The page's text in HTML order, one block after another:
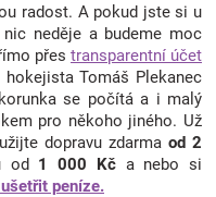
radost. A pokud jste si u
neděje a budeme moc
přes transparentní účet
Tomáš Plekanec
se počítá a i malý
pro někoho jiného. Už
dopravu zdarmaod 2
od 1 000 Kča nebo si
peníze.